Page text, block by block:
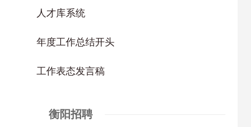
人才库系统
年度工作总结开头
工作表态发言稿
衡阳招聘